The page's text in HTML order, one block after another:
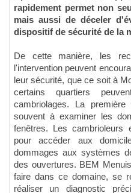
rapidement permet non
mais aussi de déceler
dispositif de sécurité de la
De cette manière, les
l'intervention peuvent
leur sécurité, que ce soit à
certains quartiers
cambriolages. La
souvent à examiner les
fenêtres. Les cambrioleurs
pour accéder aux
dommages aux systèmes
des ouvertures. BEM
faire dans ce domaine, se
réaliser un diagnostic